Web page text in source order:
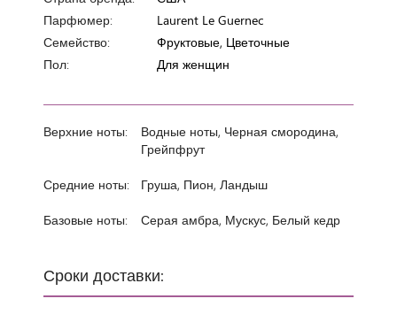
Сроки доставки:
Парфюмер:
Laurent Le Guernec
Семейство:
Фруктовые, Цветочные
Пол:
Для женщин
Верхние ноты:
Водные ноты, Черная смородина,
Грейпфрут
Средние ноты: Груша, Пион, Ландыш
Базовые ноты: Серая амбра, Мускус, Белый кедр